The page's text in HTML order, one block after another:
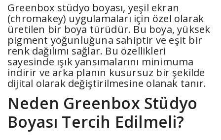
Greenbox stüdyo boyası, yeşil ekran
(chromakey) uygulamaları için özel olarak
üretilen bir boya türüdür. Bu boya, yüksek
pigment yoğunluğuna sahiptir ve eşit bir
renk dağılımı sağlar. Bu özellikleri
sayesinde ışık yansımalarını minimuma
indirir ve arka planın kusursuz bir şekilde
dijital olarak değiştirilmesine olanak tanır.
Neden Greenbox Stüdyo
Boyası Tercih Edilmeli?